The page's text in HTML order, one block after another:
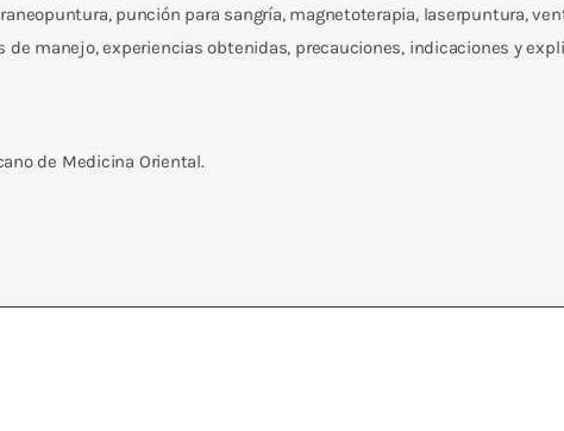
punción para sangría, magnetoterapia, laserpuntura,
manejo, experiencias obtenidas, precauciones, indicaciones y
de Medicina Oriental.